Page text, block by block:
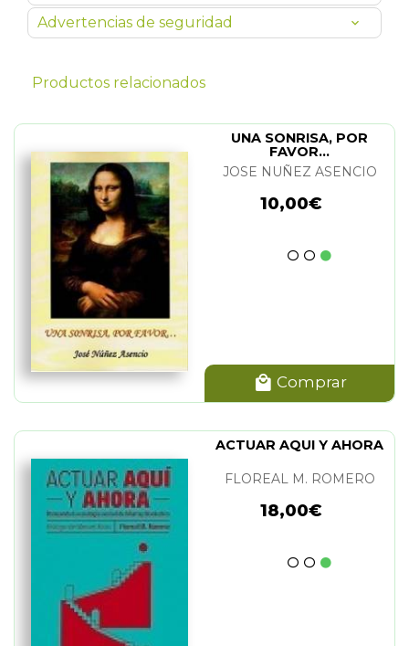
Advertencias de seguridad
Productos relacionados
UNA SONRISA, POR
FAVOR...
JOSE NUÑEZ ASENCIO
10,00€
Comprar
ACTUAR AQUI Y AHORA
FLOREAL M. ROMERO
18,00€